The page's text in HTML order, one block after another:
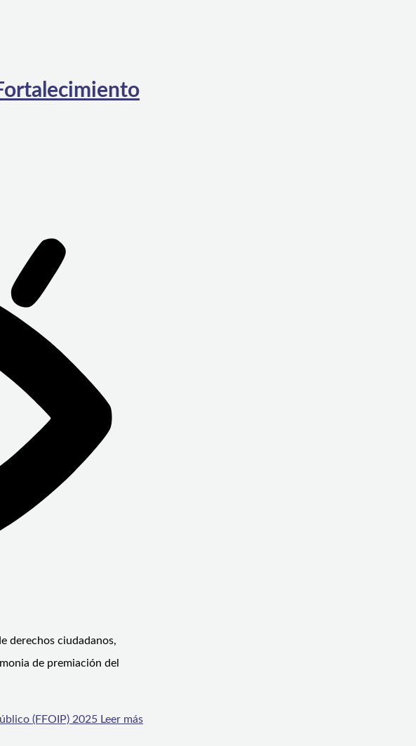
derechos ciudadanos,
de premiación del
(FFOIP) 2025 Leer más